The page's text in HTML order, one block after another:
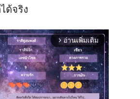
ด้จริง
arrow_forward_ios อ่านเพิ่มเติม